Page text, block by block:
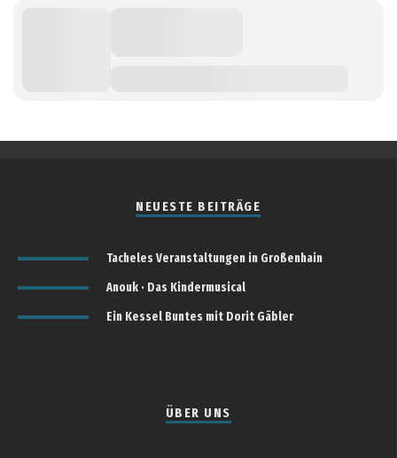
NEUESTE BEITRÄGE
Tacheles Veranstaltungen in Großenhain
Anouk · Das Kindermusical
Ein Kessel Buntes mit Dorit Gäbler
ÜBER UNS